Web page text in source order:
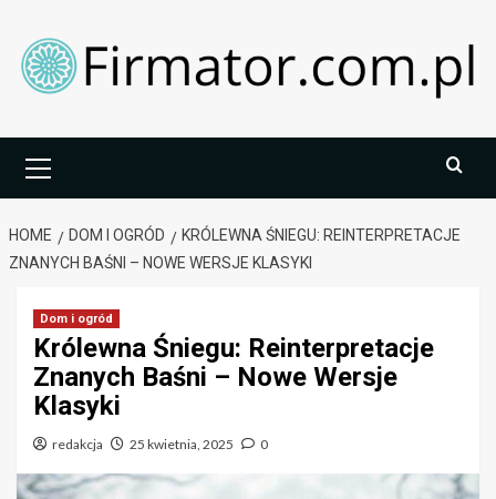
content
Menu
HOME DOM I OGRÓD
KRÓLEWNA ŚNIEGU: REINTERPRETACJE
ZNANYCH BAŚNI – NOWE WERSJE KLASYKI
Dom i ogród
Królewna Śniegu: Reinterpretacje
Znanych Baśni – Nowe Wersje
Klasyki
redakcja 25 kwietnia, 2025 0